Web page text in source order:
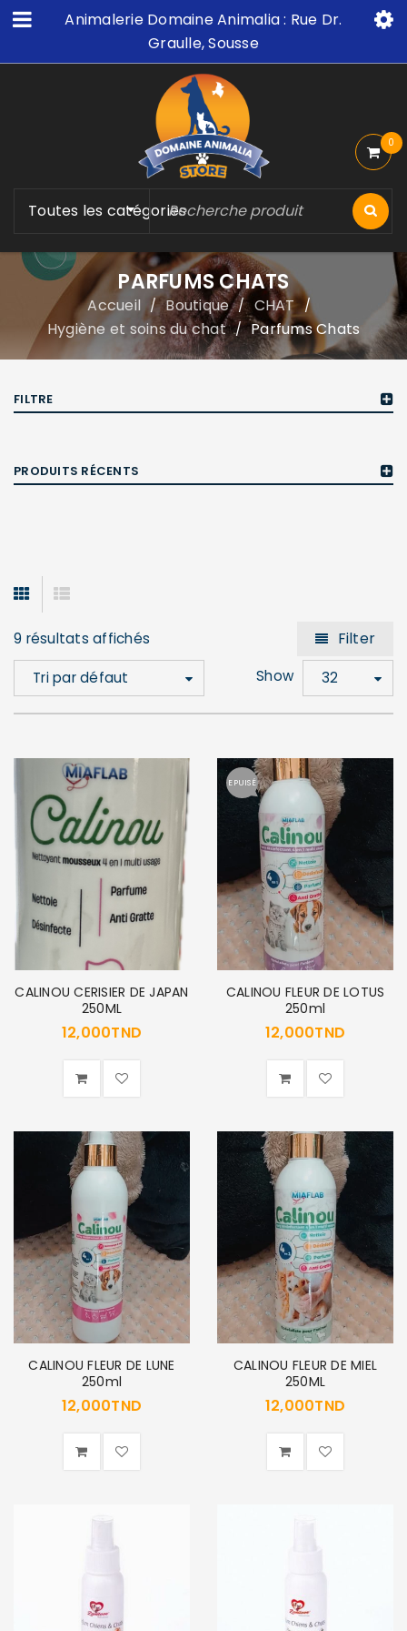
Animalerie Domaine Animalia : Rue Dr.
Graulle, Sousse
Toutes les catégories
0
PARFUMS CHATS
Accueil / Boutique / CHAT /
Hygiène et soins du chat / Parfums Chats
FILTRE
PRODUITS RÉCENTS
9 résultats affichés Filter
Tri par défaut Show 32
CALINOU CERISIER DE JAPAN
250ML
12,000TND
EPUISÉ
CALINOU FLEUR DE LOTUS
250ml
12,000TND
CALINOU FLEUR DE LUNE
250ml
12,000TND
CALINOU FLEUR DE MIEL
250ML
12,000TND